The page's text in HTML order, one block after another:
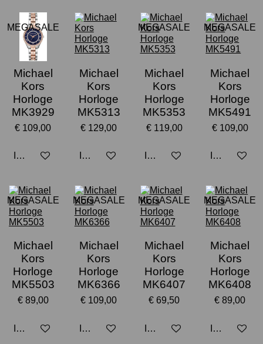
MEGASALE
Michael
Kors
Horloge
MK3929
€ 109,00
In winkelwagen
Michael
Kors
Horloge
MK5313
€ 129,00
In winkelwagen
MEGASALE
Michael
Kors
Horloge
MK5353
€ 119,00
In winkelwagen
MEGASALE
Michael
Kors
Horloge
MK5491
€ 109,00
In
MEGASALE
Michael
Kors
Horloge
MK5503
€ 89,00
In winkelwagen
MEGASALE
Michael
Kors
Horloge
MK6366
€ 109,00
In winkelwagen
MEGASALE
Michael
Kors
Horloge
MK6407
€ 69,50
In winkelwagen
MEGASALE
Michael
Kors
Horloge
MK6408
€ 89,00
In